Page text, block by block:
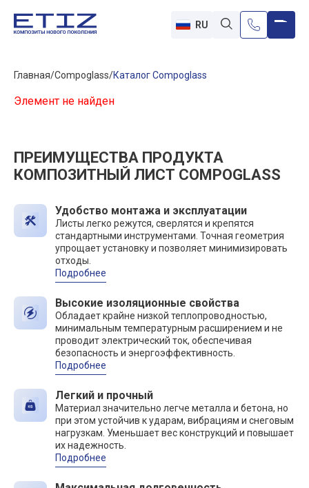
RU
Главная Compoglass Каталог Compoglass
Элемент не найден
ПРЕИМУЩЕСТВА ПРОДУКТА
КОМПОЗИТНЫЙ ЛИСТ COMPOGLASS
Удобство монтажа и эксплуатации
Листы легко режутся, сверлятся и крепятся
стандартными инструментами. Точная геометрия
упрощает установку и позволяет минимизировать
отходы.
Подробнее
Высокие изоляционные свойства
Обладает крайне низкой теплопроводностью,
минимальным температурным расширением и не
проводит электрический ток, обеспечивая
безопасность и энергоэффективность.
Подробнее
Легкий и прочный
Материал значительно легче металла и бетона, но
при этом устойчив к ударам, вибрациям и снеговым
нагрузкам. Уменьшает вес конструкций и повышает
их надежность.
Подробнее